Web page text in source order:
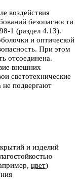
воздействия
безопасности
1 (раздел 4.13).
и оптической
При этом
отсоединена.
внешних
светотехнические
подвергают
и изделий
цвет)